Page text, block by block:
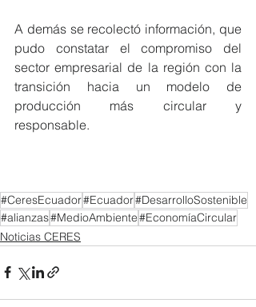
A demás se recolectó información, que
pudo constatar el compromiso del
sector empresarial de la región con la
transición hacia un modelo de
producción más circular y
responsable.
#CeresEcuador#Ecuador#DesarrolloSostenible
#alianzas#MedioAmbiente#EconomíaCircular
Noticias CERES